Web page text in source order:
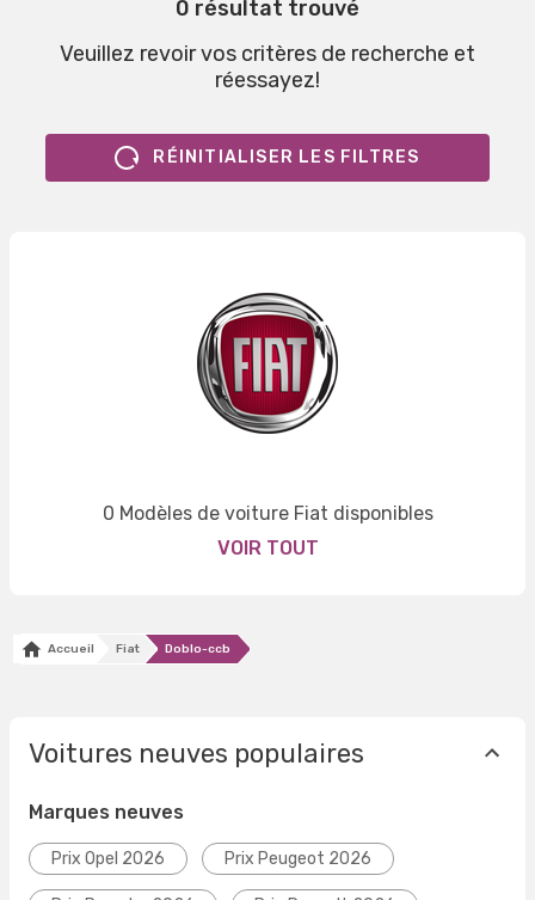
0 résultat trouvé
Veuillez revoir vos critères de recherche et
réessayez!
RÉINITIALISER LES FILTRES
0 Modèles de voiture Fiat disponibles
VOIR TOUT
Accueil Fiat Doblo-ccb
Voitures neuves populaires
Marques neuves
Prix Opel 2026 Prix Peugeot 2026